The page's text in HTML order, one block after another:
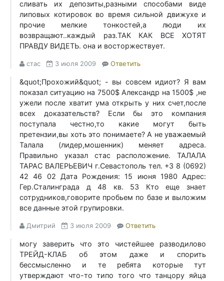
сливать их депозиты,разными способами виде
липовых котировок во время сильной движухе и
прочие мелкие тонкостей,а люди их
возвращают..каждый раз.ТАК КАК ВСЕ ХОТЯТ
ПРАВДУ ВИДЕТЬ. она и восторжествует.
стас 3 июля 2009 Ответить
&quot;Прохожий&quot; - вы совсем идиот? Я вам
показал ситуацию на 7500$ Александр на 1500$ ,не
ужели после хватит ума открыть у них счет,после
всех доказательств? Если бы это компания
поступала честно,то какие могут быть
претензии,вы хоть это понимаете? А не уважаемый
Талала (лидер,мошенник) меняет адреса.
Правильно указал стас расположение. ТАЛАЛА
ТАРАС ВАЛЕРЬЕВИЧ г.Севастополь тел. +3 8 (0692)
42 46 02 Дата Рождения: 15 июня 1980 Адрес:
Гер.Сталинграда д 48 кв. 53 Кто еще знает
сотрудников,говорите пробьем по базе и выложим
все данные этой групировки.
Дмитрий 3 июля 2009 Ответить
могу заверить что это чистейшее разводилово
ТРЕЙД-КЛАБ об этом даже и спорить
бессмысленно и те ребята которые тут
утверждают что-то типо того что танцору яйца